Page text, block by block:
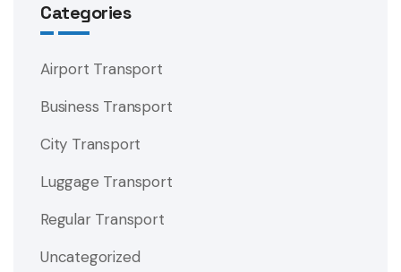
Categories
Airport Transport
Business Transport
City Transport
Luggage Transport
Regular Transport
Uncategorized